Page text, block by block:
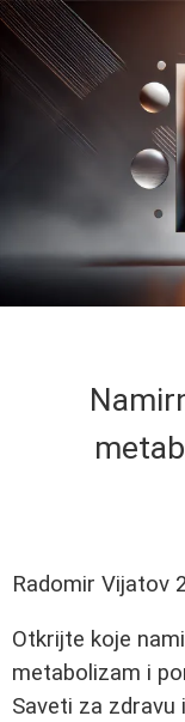
Radomir Vijatov
Otkrijte koje
metabolizam i
Saveti za zdravu